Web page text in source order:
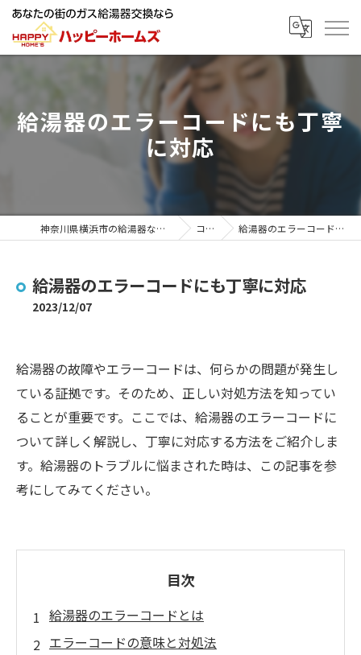
給湯器のエラーコードにも丁寧
に対応
神奈川県横浜市の給湯器ならハッピーホームズ コラム 給湯器のエラーコードにも丁寧に対応
給湯器のエラーコードにも丁寧に対応
2023/12/07
給湯器の故障やエラーコードは、何らかの問題が発生し
ている証拠です。そのため、正しい対処方法を知ってい
ることが重要です。ここでは、給湯器のエラーコードに
ついて詳しく解説し、丁寧に対応する方法をご紹介しま
す。給湯器のトラブルに悩まされた時は、この記事を参
考にしてみてください。
目次
給湯器のエラーコードとは
エラーコードの意味と対処法